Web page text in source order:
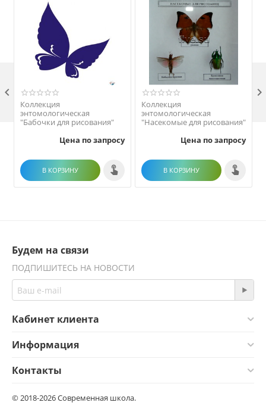
Коллекция
энтомологическая
"Бабочки для рисования"
Цена по запросу
В КОРЗИНУ
Коллекция
энтомологическая
"Насекомые для рисования"
Цена по запросу
В КОРЗИНУ
 
Будем на связи
ПОДПИШИТЕСЬ НА НОВОСТИ
Кабинет клиента
Информация
Контакты
© 2018-2026 Современная школа.